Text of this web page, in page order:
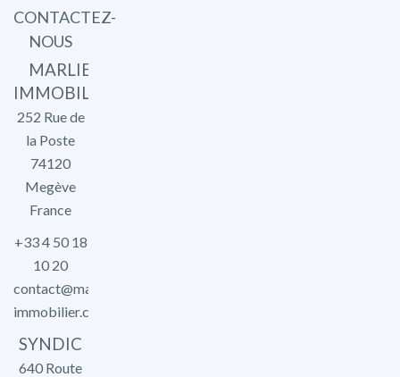
CONTACTEZ-
NOUS
MARLIER
IMMOBILIER
252 Rue de
la Poste
74120
Megève
France
+33 4 50 18
10 20
contact@marlier-
immobilier.com
SYNDIC
640 Route